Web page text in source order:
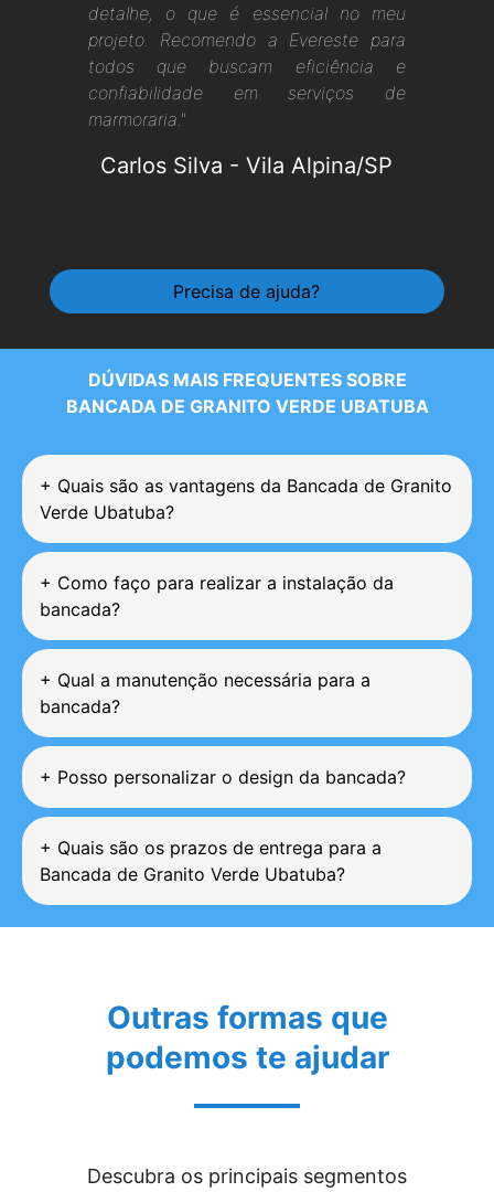
detalhe, o que é essencial no meu
projeto. Recomendo a Evereste para
todos que buscam eficiência e
confiabilidade em serviços de
marmoraria."
Carlos Silva -Vila Alpina/SP
Precisa de ajuda?
DÚVIDAS MAIS FREQUENTES SOBRE
BANCADA DE GRANITO VERDE UBATUBA
+ Quais são as vantagens da Bancada de Granito
Verde Ubatuba?
+ Como faço para realizar a instalação da
bancada?
+ Qual a manutenção necessária para a
bancada?
+ Posso personalizar o design da bancada?
+ Quais são os prazos de entrega para a
Bancada de Granito Verde Ubatuba?
Outras formas que
podemos te ajudar
Descubra os principais segmentos